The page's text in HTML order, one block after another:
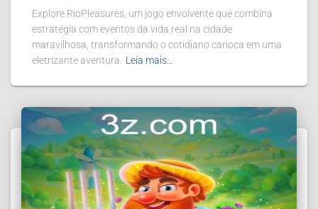
Explore RioPleasures, um jogo envolvente que combina
estratégia com eventos da vida real na cidade
maravilhosa, transformando o cotidiano carioca em uma
eletrizante aventura.
Leia mais…